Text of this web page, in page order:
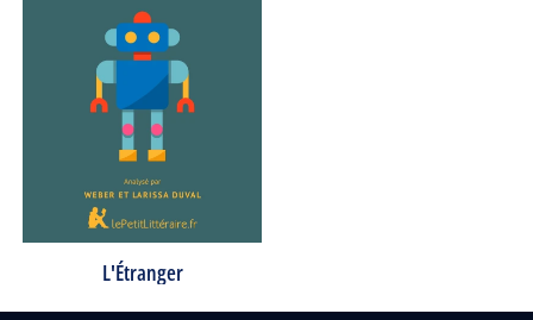
L'Étranger